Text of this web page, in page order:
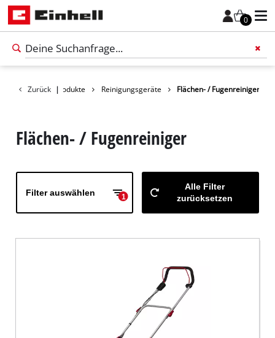
0
Füge
Zurück |Produkte Reinigungsgeräte Flächen- / Fugenreiniger
Flächen- / Fugenreiniger
Filter auswählen 1
Alle Filter
zurücksetzen